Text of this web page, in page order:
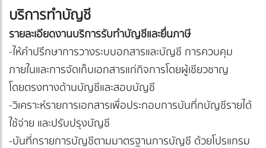
บริการทำบัญชี
รายละเอียดงานบริการรับทำบัญชีและยื่นภาษี
-ให้คำปรึกษาการวางระบบอกสารและบัญชี การควบคุม
ภายในและการจัดเก็บเอกสารแก่กิจการโดยผู้เชียวชาญ
โดยตรงทางด้านบัญชีและสอบบัญชี
-วิเคราะห์รายการเอกสารเพื่อประกอบการบันที่กบัญชีรายได้
ใช้จ่าย และปรับปรุงบัญชี
-บันที่กรายการบัญชีตามมาตรฐานการบัญชี ด้วยโปรแกรม